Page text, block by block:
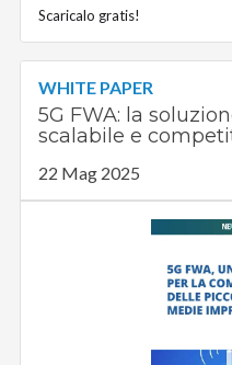
Scaricalo gratis!
WHITE PAPER
5G FWA: la
scalabile e
22 Mag 2025